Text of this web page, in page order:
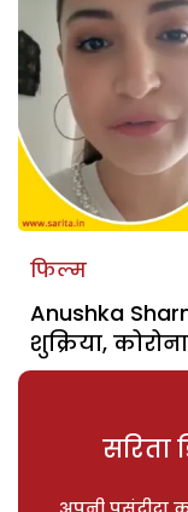
फिल्म
Anushka
शुक्रिया,
सरिता